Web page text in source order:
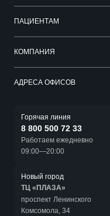
ПАЦИЕНТАМ
КОМПАНИЯ
АДРЕСА ОФИСОВ
Горячая линия
8 800 500 72 33
Работаем ежедневно
09:00—20:00
Новый город
ТЦ «ПЛАЗА»
проспект Ленинского
Комсомола, 34